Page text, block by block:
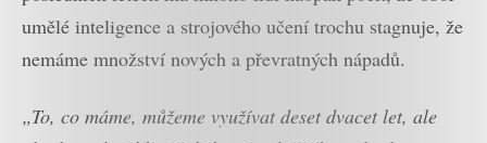
umělé inteligence a strojového učení trochu stagnuje, že
nemáme množství nových a převratných nápadů.
„To, co máme, můžeme využívat deset dvacet let, ale